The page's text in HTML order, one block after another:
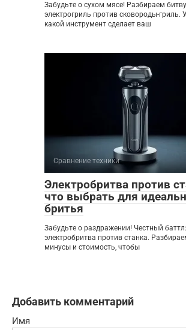
Забудьте о сухом мясе! Разбираем
электрогриль против сковороды-гриль.
какой инструмент сделает ваш
Сравнение техники
Электробритва против
что выбрать для
бритья
Забудьте о раздражении! Честный баттл:
электробритва против станка.
минусы и стоимость, чтобы
Добавить комментарий
Имя